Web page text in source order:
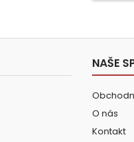
NAŠE
O nás
Kontakt